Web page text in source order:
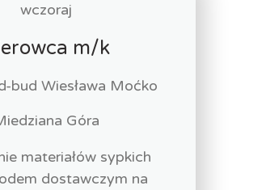
wczoraj
m/k
bud Wiesława Moćko
Góra
materiałów sypkich
dostawczym na